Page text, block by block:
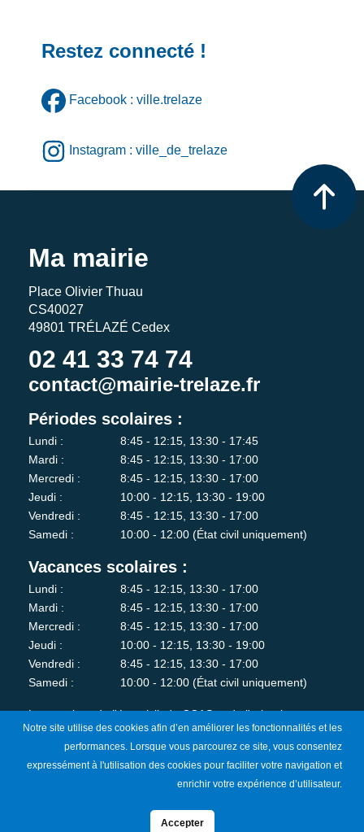
Restez connecté !
Facebook : ville.trelaze
Instagram : ville_de_trelaze
Ma mairie
Place Olivier Thuau
CS40027
49801 TRÉLAZÉ Cedex
02 41 33 74 74
contact@mairie-trelaze.fr
Périodes scolaires :
Lundi :
8:45 - 12:15, 13:30 - 17:45
Mardi :
8:45 - 12:15, 13:30 - 17:00
Mercredi :
8:45 - 12:15, 13:30 - 17:00
Jeudi :
10:00 - 12:15, 13:30 - 19:00
Vendredi :
8:45 - 12:15, 13:30 - 17:00
Samedi :
10:00 - 12:00 (État civil uniquement)
Vacances scolaires :
Lundi :
8:45 - 12:15, 13:30 - 17:00
Mardi :
8:45 - 12:15, 13:30 - 17:00
Mercredi :
8:45 - 12:15, 13:30 - 17:00
Jeudi :
10:00 - 12:15, 13:30 - 19:00
Vendredi :
8:45 - 12:15, 13:30 - 17:00
Samedi :
10:00 - 12:00 (État civil uniquement)
Les services de l'état-civil, du CCAS et de l'urbanisme sont
fermés au public le lundi matin.
Je m'abonne à la newsletter
Notre site utilise des cookies afin d’en améliorer les fonctionnalités et les
performances. Lorsque vous parcourez ce site, vous consentez
expressément à l'utilisation des cookies pour faciliter votre navigation et
enrichir votre expérience d’utilisateur.
Accepter